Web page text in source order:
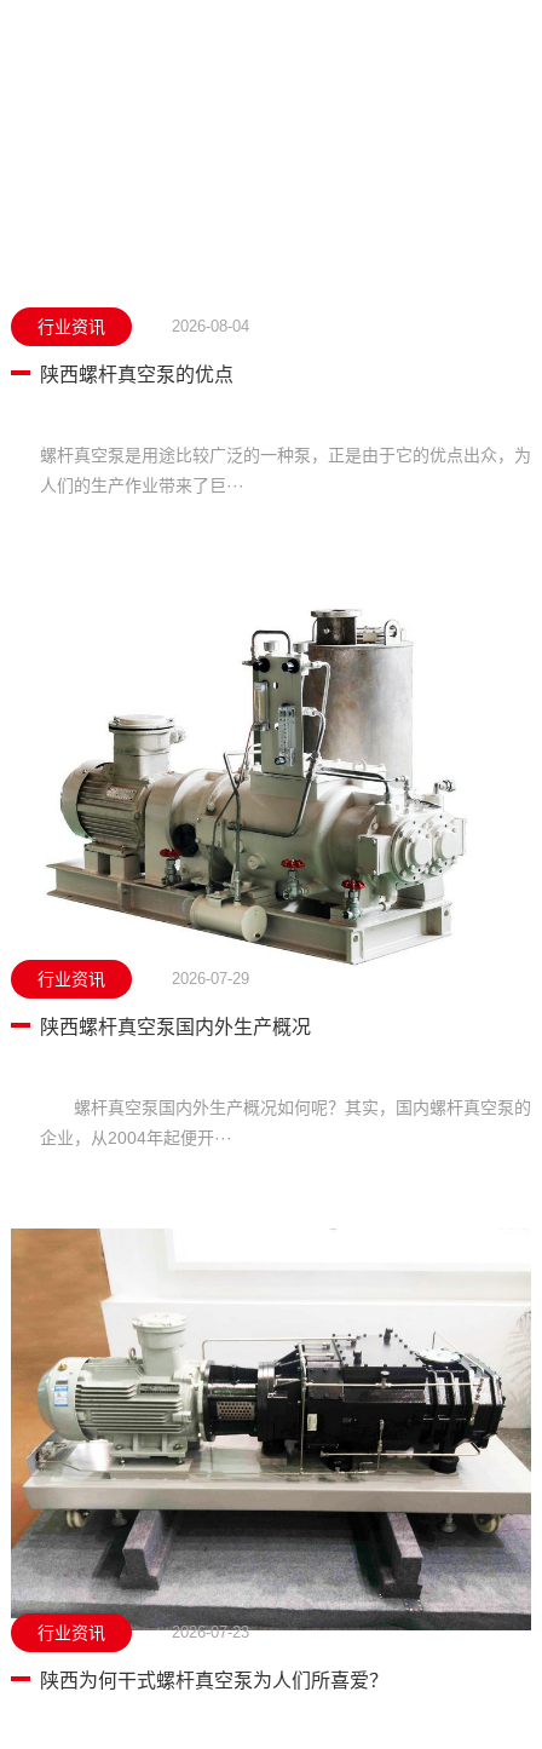
行业资讯 2026-08-04
陕西螺杆真空泵的优点
螺杆真空泵是用途比较广泛的一种泵，正是由于它的优点出众，为
人们的生产作业带来了巨···
行业资讯 2026-07-29
陕西螺杆真空泵国内外生产概况
螺杆真空泵国内外生产概况如何呢？其实，国内螺杆真空泵的
企业，从2004年起便开···
行业资讯 2026-07-23
陕西为何干式螺杆真空泵为人们所喜爱？